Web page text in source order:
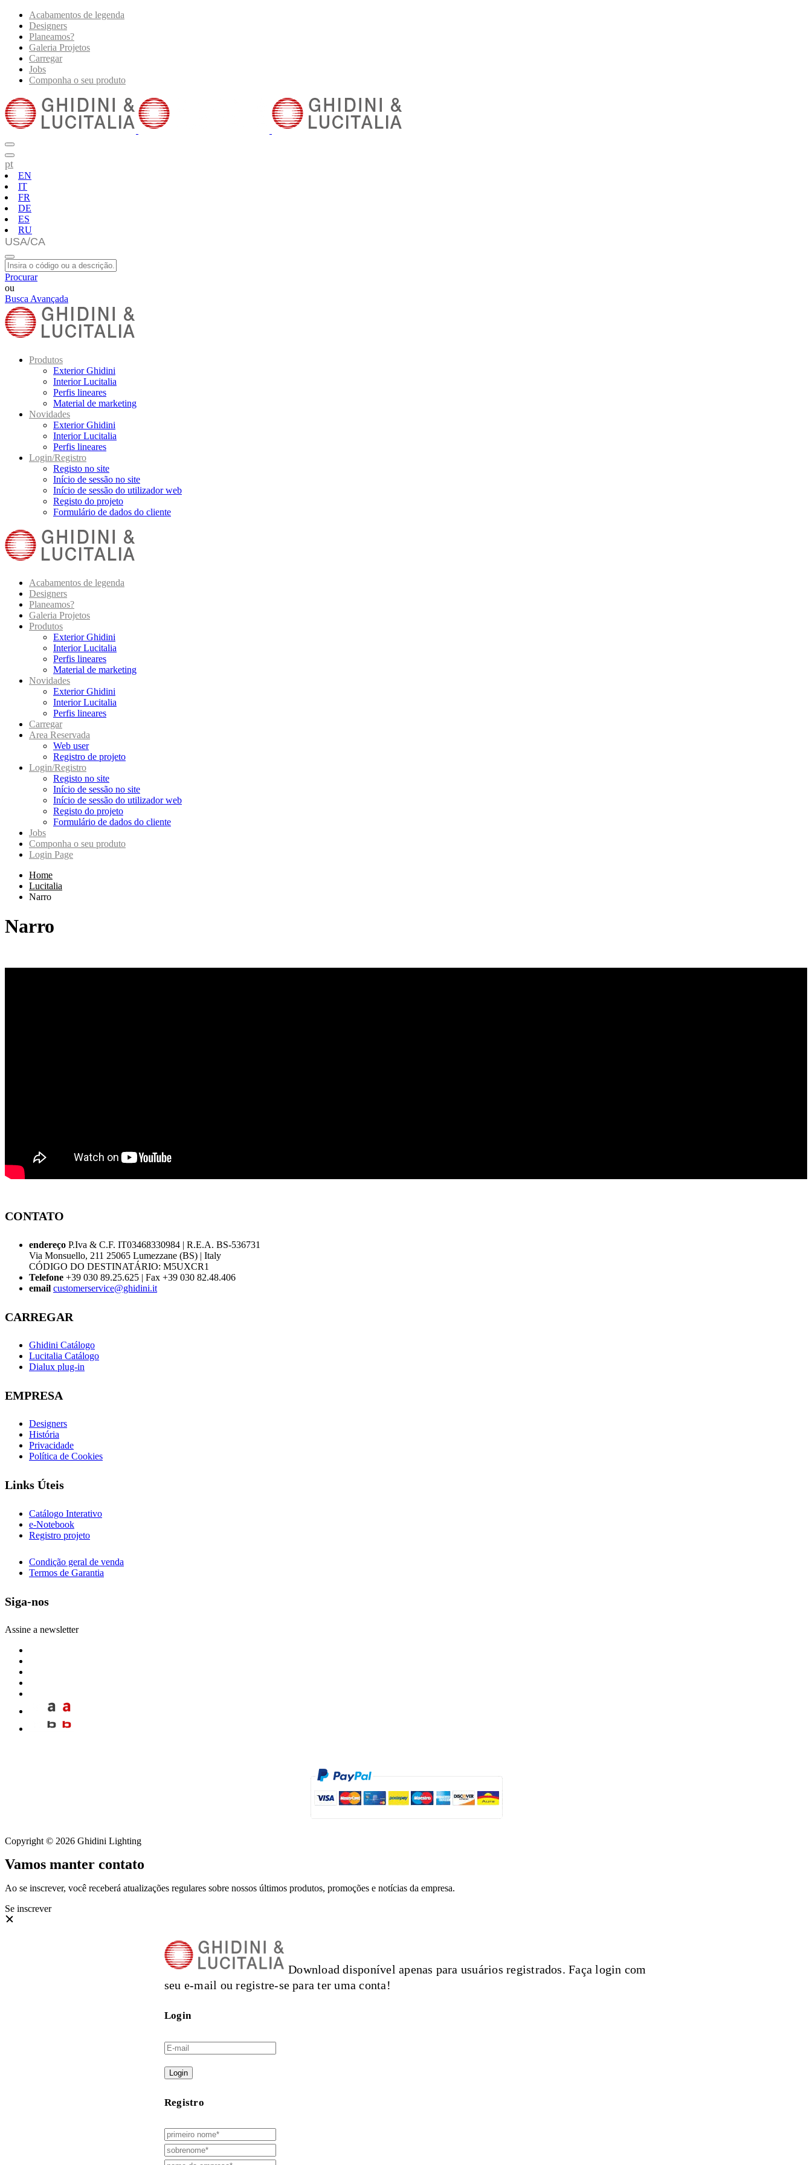
Acabamentos de legenda
Designers
Planeamos?
Galeria Projetos
Carregar
Jobs
Componha o seu produto
pt
EN
IT
FR
DE
ES
RU
Procurar
ou
Busca Avançada
Produtos
Exterior Ghidini
Interior Lucitalia
Perfis lineares
Material de marketing
Novidades
Exterior Ghidini
Interior Lucitalia
Perfis lineares
Login/Registro
Registo no site
Início de sessão no site
Início de sessão do utilizador web
Registo do projeto
Formulário de dados do cliente
Acabamentos de legenda
Designers
Planeamos?
Galeria Projetos
Produtos
Exterior Ghidini
Interior Lucitalia
Perfis lineares
Material de marketing
Novidades
Exterior Ghidini
Interior Lucitalia
Perfis lineares
Carregar
Area Reservada
Web user
Registro de projeto
Login/Registro
Registo no site
Início de sessão no site
Início de sessão do utilizador web
Registo do projeto
Formulário de dados do cliente
Jobs
Componha o seu produto
Login Page
Home
Lucitalia
Narro
Narro
CONTATO
endereço P.Iva & C.F. IT03468330984 | R.E.A. BS-536731
Via Monsuello, 211 25065 Lumezzane (BS) | Italy
CÓDIGO DO DESTINATÁRIO: M5UXCR1
Telefone +39 030 89.25.625 | Fax +39 030 82.48.406
email customerservice@ghidini.it
CARREGAR
Ghidini Catálogo
Lucitalia Catálogo
Dialux plug-in
EMPRESA
Designers
História
Privacidade
Política de Cookies
Links Úteis
Catálogo Interativo
e-Notebook
Registro projeto
Condição geral de venda
Termos de Garantia
Siga-nos
Assine a newsletter
Copyright © 2026 Ghidini Lighting
Vamos manter contato
Ao se inscrever, você receberá atualizações regulares sobre nossos últimos produtos, promoções e notícias da empresa.
Se inscrever
Download disponível apenas para usuários registrados. Faça login com
seu e-mail ou registre-se para ter uma conta!
Login
Login
Registro